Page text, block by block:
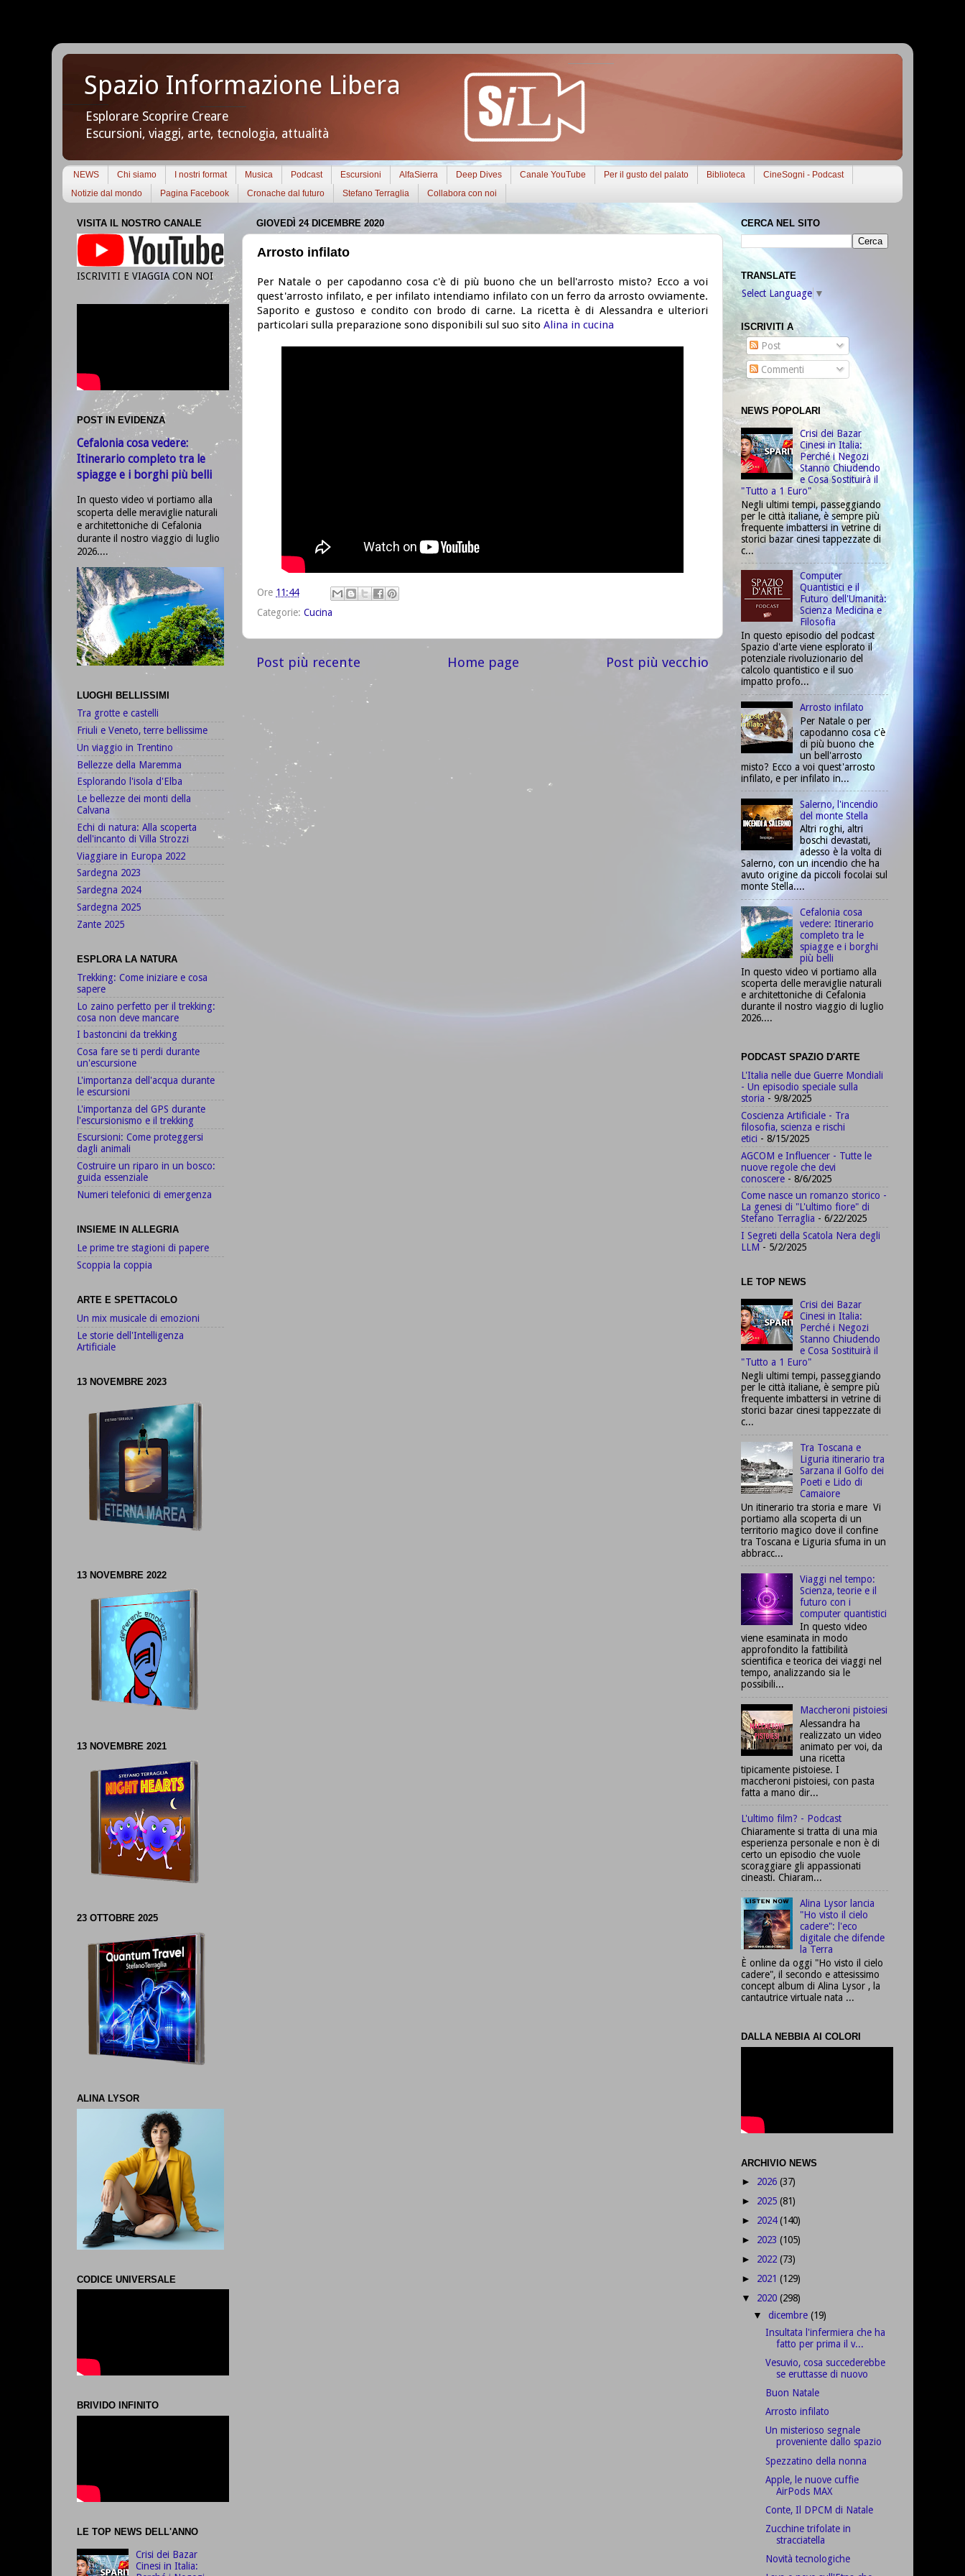
Spazio Informazione Libera
Esplorare Scoprire Creare
Escursioni, viaggi, arte, tecnologia, attualità
NEWS Chi siamo I nostri format Musica Podcast Escursioni AlfaSierra Deep Dives Canale YouTube Per il gusto del palato Biblioteca
CineSogni - Podcast
Notizie dal mondo
Pagina Facebook Cronache dal futuro Stefano Terraglia Collabora con noi
GIOVEDÌ 24 DICEMBRE 2020
Arrosto infilato
Per Natale o per capodanno cosa c'è di più buono che un bell'arrosto misto? Ecco a voi
quest'arrosto infilato, e per infilato intendiamo infilato con un ferro da arrosto ovviamente.
Saporito e gustoso e condito con brodo di carne. La ricetta è di Alessandra e ulteriori
particolari sulla preparazione sono disponibili sul suo sito Alina in cucina
Ore 11:44
Categorie: Cucina
Post più recente Post più vecchio
Home page
VISITA IL NOSTRO CANALE
ISCRIVITI E VIAGGIA CON NOI
POST IN EVIDENZA
Cefalonia cosa vedere:
Itinerario completo tra le
spiagge e i borghi più belli
In questo video vi portiamo alla
scoperta delle meraviglie naturali
e architettoniche di Cefalonia
durante il nostro viaggio di luglio
2026....
LUOGHI BELLISSIMI
Tra grotte e castelli
Friuli e Veneto, terre bellissime
Un viaggio in Trentino
Bellezze della Maremma
Esplorando l'isola d'Elba
Le bellezze dei monti della
Calvana
Echi di natura: Alla scoperta
dell'incanto di Villa Strozzi
Viaggiare in Europa 2022
Sardegna 2023
Sardegna 2024
Sardegna 2025
Zante 2025
ESPLORA LA NATURA
Trekking: Come iniziare e cosa
sapere
Lo zaino perfetto per il trekking:
cosa non deve mancare
I bastoncini da trekking
Cosa fare se ti perdi durante
un'escursione
L'importanza dell'acqua durante
le escursioni
L'importanza del GPS durante
l'escursionismo e il trekking
Escursioni: Come proteggersi
dagli animali
Costruire un riparo in un bosco:
guida essenziale
Numeri telefonici di emergenza
INSIEME IN ALLEGRIA
Le prime tre stagioni di papere
Scoppia la coppia
ARTE E SPETTACOLO
Un mix musicale di emozioni
Le storie dell'Intelligenza
Artificiale
13 NOVEMBRE 2023
13 NOVEMBRE 2022
13 NOVEMBRE 2021
23 OTTOBRE 2025
ALINA LYSOR
CODICE UNIVERSALE
BRIVIDO INFINITO
LE TOP NEWS DELL'ANNO
Crisi dei Bazar
Cinesi in Italia:
CERCA NEL SITO
TRANSLATE
Select Language ▼
ISCRIVITI A
Post
Commenti
NEWS POPOLARI
Crisi dei Bazar
Cinesi in Italia:
Perché i Negozi
Stanno Chiudendo
e Cosa Sostituirà il
"Tutto a 1 Euro"
Negli ultimi tempi, passeggiando
per le città italiane, è sempre più
frequente imbattersi in vetrine di
storici bazar cinesi tappezzate di
c...
Computer
Quantistici e il
Futuro dell'Umanità:
Scienza Medicina e
Filosofia
In questo episodio del podcast
Spazio d'arte viene esplorato il
potenziale rivoluzionario del
calcolo quantistico e il suo
impatto profo...
Arrosto infilato
Per Natale o per
capodanno cosa c'è
di più buono che
un bell'arrosto
misto? Ecco a voi quest'arrosto
infilato, e per infilato in...
Salerno, l'incendio
del monte Stella
Altri roghi, altri
boschi devastati,
adesso è la volta di
Salerno, con un incendio che ha
avuto origine da piccoli focolai sul
monte Stella....
Cefalonia cosa
vedere: Itinerario
completo tra le
spiagge e i borghi
più belli
In questo video vi portiamo alla
scoperta delle meraviglie naturali
e architettoniche di Cefalonia
durante il nostro viaggio di luglio
2026....
PODCAST SPAZIO D'ARTE
L'Italia nelle due Guerre Mondiali
- Un episodio speciale sulla
storia - 9/8/2025
Coscienza Artificiale - Tra
filosofia, scienza e rischi
etici - 8/15/2025
AGCOM e Influencer - Tutte le
nuove regole che devi
conoscere - 8/6/2025
Come nasce un romanzo storico -
La genesi di "L'ultimo fiore" di
Stefano Terraglia - 6/22/2025
I Segreti della Scatola Nera degli
LLM - 5/2/2025
LE TOP NEWS
Crisi dei Bazar
Cinesi in Italia:
Perché i Negozi
Stanno Chiudendo
e Cosa Sostituirà il
"Tutto a 1 Euro"
Negli ultimi tempi, passeggiando
per le città italiane, è sempre più
frequente imbattersi in vetrine di
storici bazar cinesi tappezzate di
c...
Tra Toscana e
Liguria itinerario tra
Sarzana il Golfo dei
Poeti e Lido di
Camaiore
Un itinerario tra storia e mare Vi
portiamo alla scoperta di un
territorio magico dove il confine
tra Toscana e Liguria sfuma in un
abbracc...
Viaggi nel tempo:
Scienza, teorie e il
futuro con i
computer quantistici
In questo video
viene esaminata in modo
approfondito la fattibilità
scientifica e teorica dei viaggi nel
tempo, analizzando sia le
possibili...
Maccheroni pistoiesi
Alessandra ha
realizzato un video
animato per voi, da
una ricetta
tipicamente pistoiese. I
maccheroni pistoiesi, con pasta
fatta a mano dir...
L'ultimo film? - Podcast
Chiaramente si tratta di una mia
esperienza personale e non è di
certo un episodio che vuole
scoraggiare gli appassionati
cineasti. Chiaram...
Alina Lysor lancia
"Ho visto il cielo
cadere": l'eco
digitale che difende
la Terra
È online da oggi "Ho visto il cielo
cadere", il secondo e attesissimo
concept album di Alina Lysor , la
cantautrice virtuale nata ...
DALLA NEBBIA AI COLORI
ARCHIVIO NEWS
► 2026 (37)
► 2025 (81)
► 2024(140)
► 2023 (105)
► 2022 (73)
► 2021 (129)
▼ 2020 (298)
▼dicembre(19)
Insultata l'infermiera che ha
fatto per prima il v...
Vesuvio, cosa succederebbe
se eruttasse di nuovo
Buon Natale
Arrosto infilato
Un misterioso segnale
proveniente dallo spazio
Spezzatino della nonna
Apple, le nuove cuffie
AirPods MAX
Conte, Il DPCM di Natale
Zucchine trifolate in
stracciatella
Novità tecnologiche